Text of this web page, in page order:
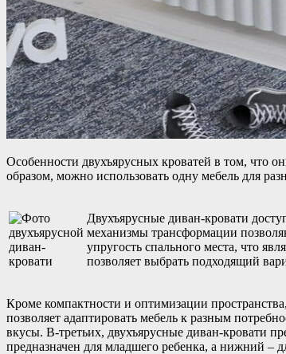
Особенности двухъярусных кроватей в том, что
образом, можно использовать одну мебель для
Двухъярусные диван-кровати
механизмы трансформации
упругость спального места, что
позволяет выбрать подходящий
Кроме компактности и оптимизации
позволяет адаптировать мебель к разным
вкусы. В-третьих, двухъярусные диван-кровати
предназначен для младшего ребенка, а нижний –